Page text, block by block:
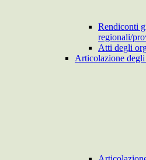
Rendiconti
regionali/
Atti degli
Articolazione